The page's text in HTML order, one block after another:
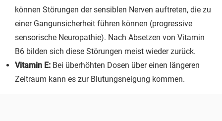
können Störungen der sensiblen Nerven auftreten, die zu
einer Gangunsicherheit führen können (progressive
sensorische Neuropathie). Nach Absetzen von Vitamin
B6 bilden sich diese Störungen meist wieder zurück.
Vitamin E: Bei überhöhten Dosen über einen längeren
Zeitraum kann es zur Blutungsneigung kommen.